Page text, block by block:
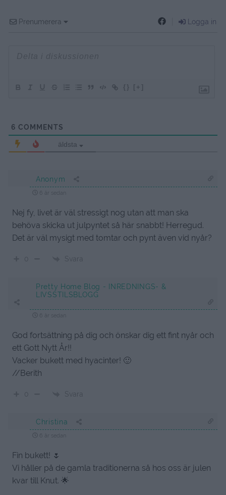
Prenumerera Logga in
{} [+]
6 COMMENTS
äldsta
Anonym
Nej fy, livet är väl stressigt nog utan att man ska
behöva skicka ut julpyntet så här snabbt! Herregud.
Det är väl mysigt med tomtar och pynt även vid nyår?
Svara
Pretty Home Blog - INREDNINGS- &
LIVSSTILSBLOGG
God fortsättning på dig och önskar dig ett fint nyår och
ett Gott Nytt År!!
Vacker bukett med hyacinter! 🙂
//Berith
Svara
Christina
Fin bukett! 🌷
Vi håller på de gamla traditionerna så hos oss är julen
kvar till Knut. 🌟